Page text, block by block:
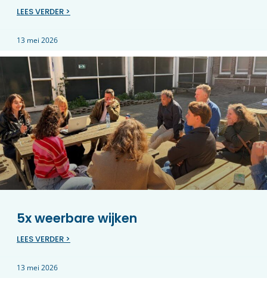
LEES VERDER >
13 mei 2026
5x weerbare wijken
LEES VERDER >
13 mei 2026